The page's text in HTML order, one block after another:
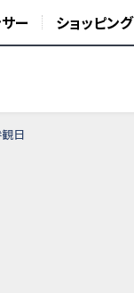
ー ショッピング
観日